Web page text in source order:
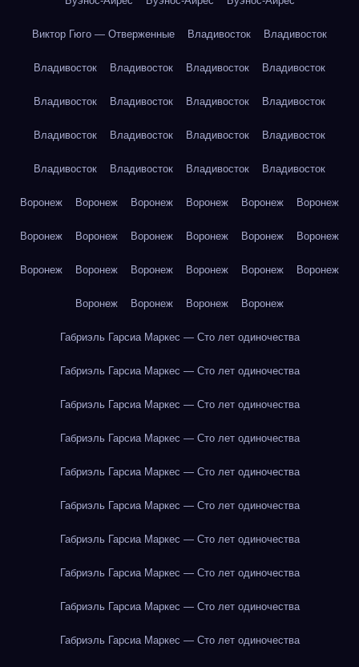
Виктор Гюго — Отверженные Владивосток Владивосток
Владивосток Владивосток Владивосток Владивосток
Владивосток Владивосток Владивосток Владивосток
Владивосток Владивосток Владивосток Владивосток
Владивосток Владивосток Владивосток Владивосток
Воронеж Воронеж Воронеж Воронеж Воронеж Воронеж
Воронеж Воронеж Воронеж Воронеж Воронеж Воронеж
Воронеж Воронеж Воронеж Воронеж Воронеж Воронеж
Воронеж Воронеж Воронеж Воронеж
Габриэль Гарсиа Маркес — Сто лет одиночества
Габриэль Гарсиа Маркес — Сто лет одиночества
Габриэль Гарсиа Маркес — Сто лет одиночества
Габриэль Гарсиа Маркес — Сто лет одиночества
Габриэль Гарсиа Маркес — Сто лет одиночества
Габриэль Гарсиа Маркес — Сто лет одиночества
Габриэль Гарсиа Маркес — Сто лет одиночества
Габриэль Гарсиа Маркес — Сто лет одиночества
Габриэль Гарсиа Маркес — Сто лет одиночества
Габриэль Гарсиа Маркес — Сто лет одиночества